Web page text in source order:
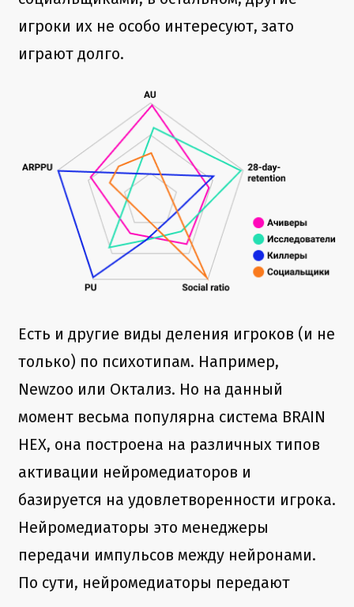
игроки их не особо интересуют, зато
играют долго.
Есть и другие виды деления игроков (и не
только) по психотипам. Например,
Newzoo или Октализ. Но на данный
момент весьма популярна система BRAIN
HEX, она построена на различных типов
активации нейромедиаторов и
базируется на удовлетворенности игрока.
Нейромедиаторы это менеджеры
передачи импульсов между нейронами.
По сути, нейромедиаторы передают